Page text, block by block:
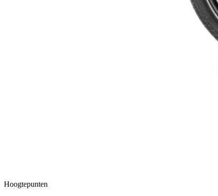
Hoogtepunten